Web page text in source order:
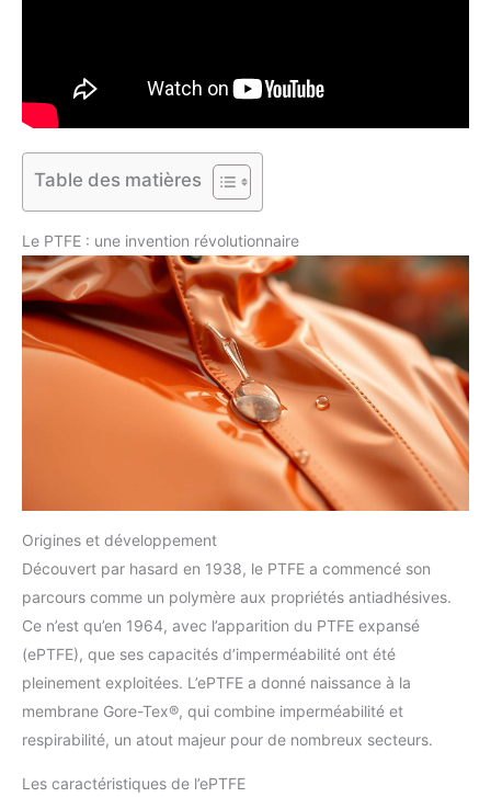
Table des matières
Le PTFE : une invention révolutionnaire
Origines et développement
Découvert par hasard en 1938, le PTFE a commencé son
parcours comme un polymère aux propriétés antiadhésives.
Ce n’est qu’en 1964, avec l’apparition du PTFE expansé
(ePTFE), que ses capacités d’imperméabilité ont été
pleinement exploitées. L’ePTFE a donné naissance à la
membrane Gore-Tex®, qui combine imperméabilité et
respirabilité, un atout majeur pour de nombreux secteurs.
Les caractéristiques de l’ePTFE